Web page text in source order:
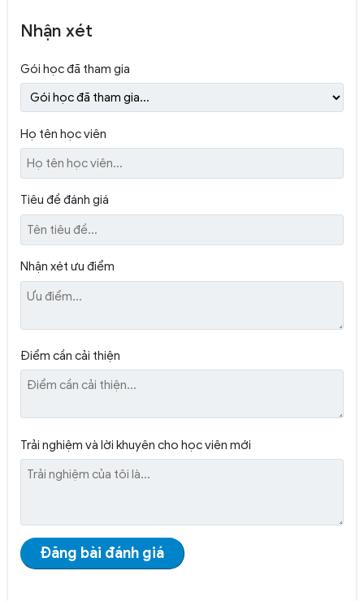
Nhận xét
Gói học đã tham gia
Họ tên học viên
Tiêu đề đánh giá
Nhận xét ưu điểm
Điểm cần cải thiện
Trải nghiệm và lời khuyên cho học viên mới
Đăng bài đánh giá